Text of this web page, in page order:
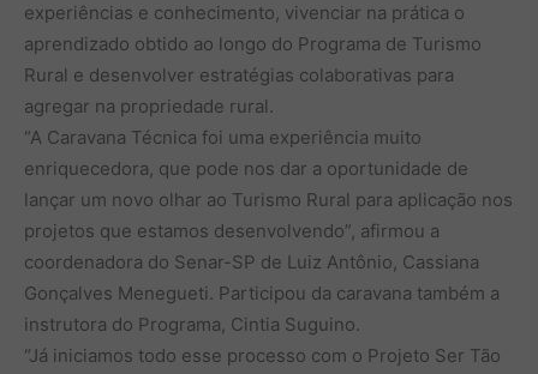
experiências e conhecimento, vivenciar na prática o
aprendizado obtido ao longo do Programa de Turismo
Rural e desenvolver estratégias colaborativas para
agregar na propriedade rural.
“A Caravana Técnica foi uma experiência muito
enriquecedora, que pode nos dar a oportunidade de
lançar um novo olhar ao Turismo Rural para aplicação nos
projetos que estamos desenvolvendo”, afirmou a
coordenadora do Senar-SP de Luiz Antônio, Cassiana
Gonçalves Menegueti. Participou da caravana também a
instrutora do Programa, Cintia Suguino.
“Já iniciamos todo esse processo com o Projeto Ser Tão